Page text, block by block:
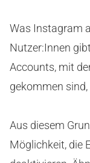
Was Instagram
Nutzer:Innen
Accounts, mit
gekommen
Aus diesem
Möglichkeit, die